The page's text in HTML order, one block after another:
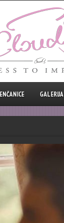
GALERIJA